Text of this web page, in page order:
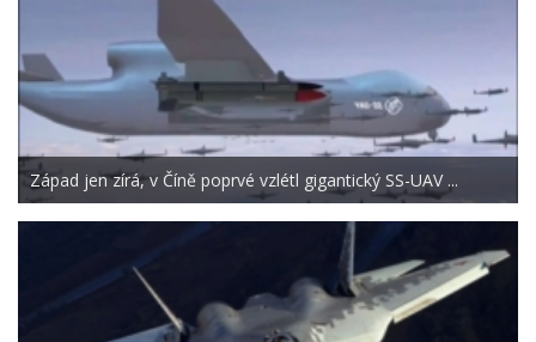
Západ jen zírá, v Číně poprvé vzlétl gigantický SS-UAV ...